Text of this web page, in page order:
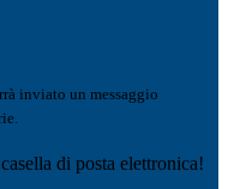
inviato un messaggio
di posta elettronica!